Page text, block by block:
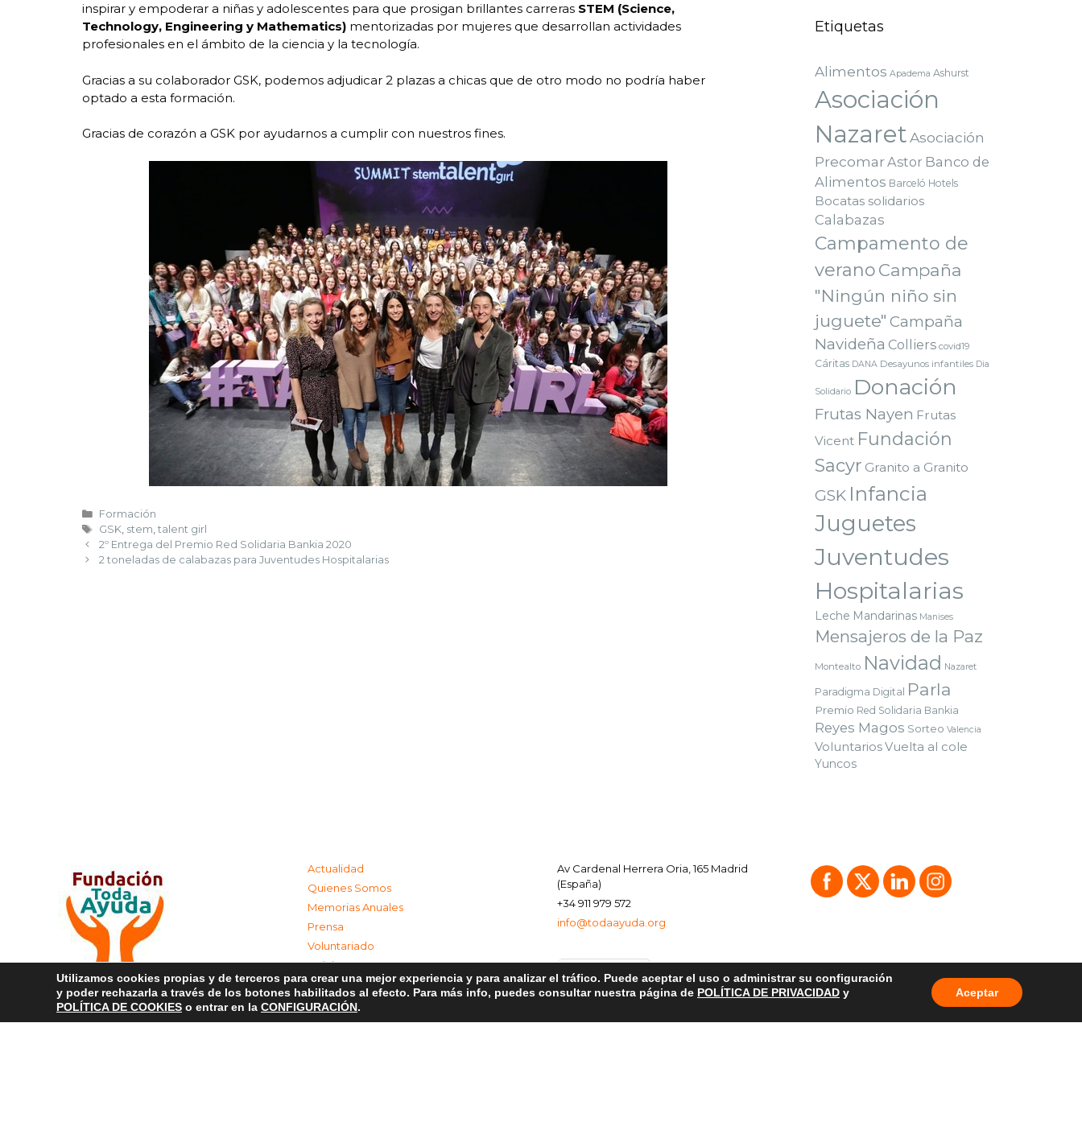
inspirar y empoderar a niñas y adolescentes para que prosigan brillantes carreras STEM (Science,
Technology, Engineering y Mathematics) mentorizadas por mujeres que desarrollan actividades
profesionales en el ámbito de la ciencia y la tecnología.
Gracias a su colaborador GSK, podemos adjudicar 2 plazas a chicas que de otro modo no podría haber
optado a esta formación.
Gracias de corazón a GSK por ayudarnos a cumplir con nuestros fines.
Formación
GSK, stem, talent girl
2º Entrega del Premio Red Solidaria Bankia 2020
2 toneladas de calabazas para Juventudes Hospitalarias
Etiquetas
Alimentos Apadema Ashurst
Asociación
NazaretAsociación
PrecomarAstor Banco de
Alimentos Barceló Hotels
Bocatas solidarios
Calabazas
Campamento de
verano Campaña
"Ningún niño sin
juguete" Campaña
Navideña Colliers covid19
Cáritas DANA Desayunos infantiles Dia
Solidario Donación
Frutas Nayen Frutas
Vicent Fundación
Sacyr Granito a Granito
GSK Infancia
Juguetes
Juventudes
Hospitalarias
Leche Mandarinas Manises
Mensajeros de la Paz
Montealto Navidad Nazaret
Paradigma Digital Parla
Premio Red Solidaria Bankia
Reyes Magos Sorteo Valencia
VoluntariosVuelta al cole
Yuncos
Actualidad
Quienes Somos
Memorias Anuales
Prensa
Voluntariado
Colabora
Contacta
Aviso Legal
Política de Privacidad
Av Cardenal Herrera Oria, 165 Madrid
(España)
+34 911 979 572
info@todaayuda.org
Utilizamos cookies propias y de terceros para crear una mejor experiencia y para analizar el tráfico. Puede aceptar el uso o administrar su configuración
y poder rechazarla a través de los botones habilitados al efecto. Para más info, puedes consultar nuestra página de POLÍTICA DE PRIVACIDAD y
POLÍTICA DE COOKIES o entrar en la CONFIGURACIÓN.
Aceptar